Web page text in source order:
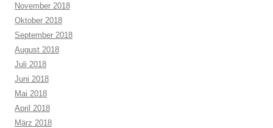
November 2018
Oktober 2018
September 2018
August 2018
Juli 2018
Juni 2018
Mai 2018
April 2018
März 2018